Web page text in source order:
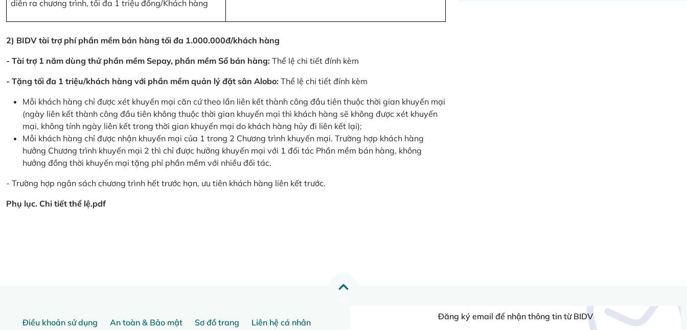
diễn ra chương trình, tối đa 1 triệu đồng/Khách hàng
2) BIDV tài trợ phí phần mềm bán hàng tối đa 1.000.000đ/khách hàng
- Tài trợ 1 năm dùng thử phần mềm Sepay, phần mềm Sổ bán hàng: Thể lệ chi tiết đính kèm
- Tặng tối đa 1 triệu/khách hàng với phần mềm quản lý đặt sân Alobo: Thể lệ chi tiết đính kèm
Mỗi khách hàng chỉ được xét khuyến mại căn cứ theo lần liên kết thành công đầu tiên thuộc thời gian khuyến mại
(ngày liên kết thành công đầu tiên không thuộc thời gian khuyến mại thì khách hàng sẽ không được xét khuyến
mại, không tính ngày liên kết trong thời gian khuyến mại do khách hàng hủy đi liên kết lại);
Mỗi khách hàng chỉ được nhận khuyến mại của 1 trong 2 Chương trình khuyến mại. Trường hợp khách hàng
hưởng Chương trình khuyến mại 2 thì chỉ được hưởng khuyến mại với 1 đối tác Phần mềm bán hàng, không
hưởng đồng thời khuyến mại tặng phí phần mềm với nhiều đối tác.
- Trường hợp ngân sách chương trình hết trước hạn, ưu tiên khách hàng liên kết trước.
Phụ lục. Chi tiết thể lệ.pdf
Điều khoản sử dụng An toàn & Bảo mật Sơ đồ trang
Liên hệ cá nhân
Đăng ký email để nhận thông tin từ BIDV